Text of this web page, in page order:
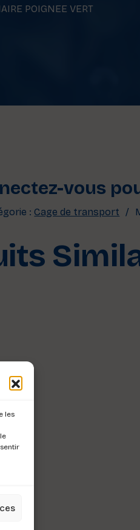
les
POIGNEE VERT
vous
: Cage de transport